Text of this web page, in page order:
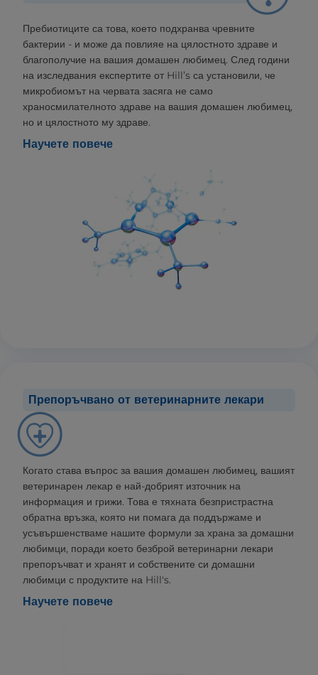
Пребиотиците са това, което подхранва чревните
бактерии - и може да повлияе на цялостното здраве и
благополучие на вашия домашен любимец. След години
на изследвания експертите от Hill’s са установили, че
микробиомът на червата засяга не само
храносмилателното здраве на вашия домашен любимец,
но и цялостното му здраве.
Научете повече
Препоръчвано от ветеринарните лекари
Когато става въпрос за вашия домашен любимец, вашият
ветеринарен лекар е най-добрият източник на
информация и грижи. Това е тяхната безпристрастна
обратна връзка, която ни помага да поддържаме и
усъвършенстваме нашите формули за храна за домашни
любимци, поради което безброй ветеринарни лекари
препоръчват и хранят и собствените си домашни
любимци с продуктите на Hill's.
Научете повече